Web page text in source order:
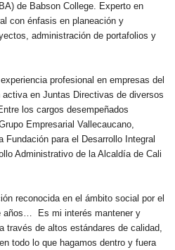
de Babson College. Experto en
con énfasis en planeación y
administración de portafolios y
profesional en empresas del
en Juntas Directivas de diversos
los cargos desempeñados
Empresarial Vallecaucano,
Fundación para el Desarrollo Integral
Administrativo de la Alcaldía de Cali
reconocida en el ámbito social por el
años… Es mi interés mantener y
través de altos estándares de calidad,
todo lo que hagamos dentro y fuera